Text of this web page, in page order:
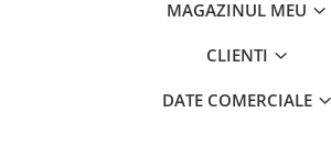
Trotinete copii si adulti
MAGAZINUL MEU
CLIENTI
DATE COMERCIALE